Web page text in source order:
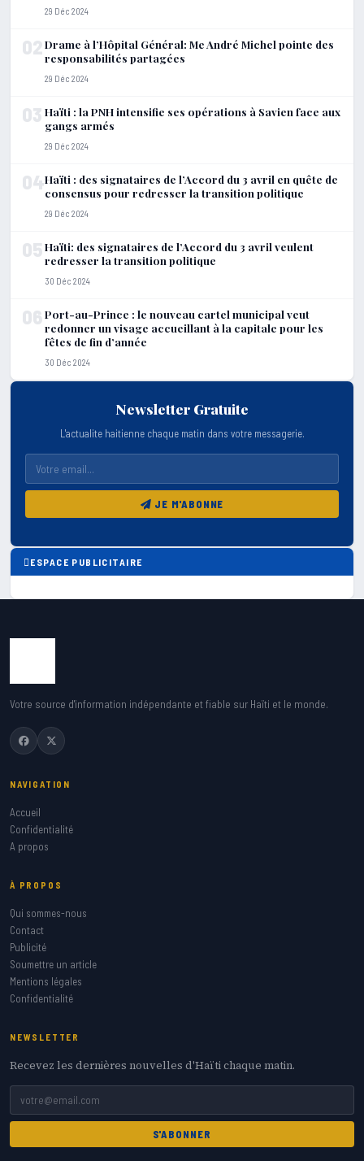
29 Déc 2024
02Drame à l’Hôpital Général: Me André Michel pointe des
responsabilités partagées
29 Déc 2024
03 Haïti : la PNH intensifie ses opérations à Savien face aux
gangs armés
29 Déc 2024
04Haïti : des signataires de l’Accord du 3 avril en quête de
consensus pour redresser la transition politique
29 Déc 2024
05Haïti: des signataires de l’Accord du 3 avril veulent
redresser la transition politique
30 Déc 2024
06Port-au-Prince : le nouveau cartel municipal veut
redonner un visage accueillant à la capitale pour les
fêtes de fin d’année
30 Déc 2024
Newsletter Gratuite
L'actualite haitienne chaque matin dans votre messagerie.
JE M'ABONNE
ESPACE PUBLICITAIRE
Votre source d'information indépendante et fiable sur Haïti et le monde.
NAVIGATION
Accueil
Confidentialité
A propos
À PROPOS
Qui sommes-nous
Contact
Publicité
Soumettre un article
Mentions légales
Confidentialité
NEWSLETTER
Recevez les dernières nouvelles d'Haïti chaque matin.
S'ABONNER